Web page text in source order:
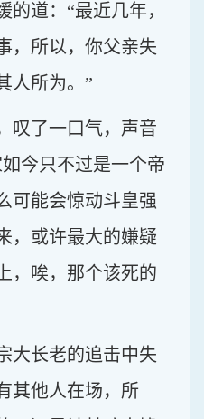
道：“最近几年，
，所以，你父亲失
人所为。”
叹了一口气，声音
今只不过是一个帝
可能会惊动斗皇强
，或许最大的嫌疑
，唉，那个该死的
大长老的追击中失
其他人在场，所